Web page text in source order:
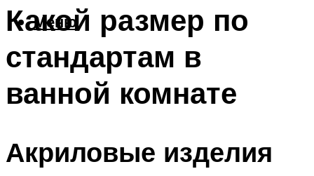
Меню
Какой размер по
стандартам в
ванной комнате
Акриловые изделия